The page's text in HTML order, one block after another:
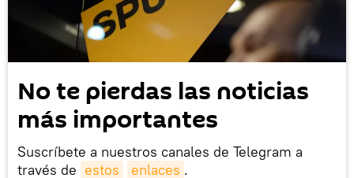
No te pierdas las noticias
más importantes
Suscríbete a nuestros canales de Telegram a
través de estos enlaces .